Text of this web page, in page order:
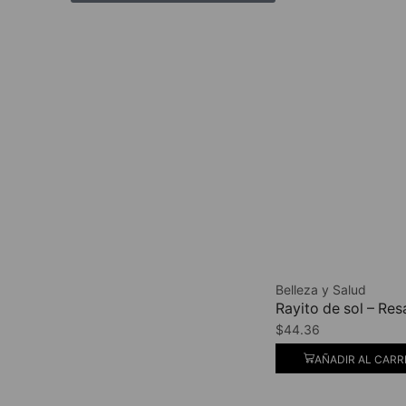
Belleza y Salud
Rayito de sol –
$44.36
AÑADIR AL